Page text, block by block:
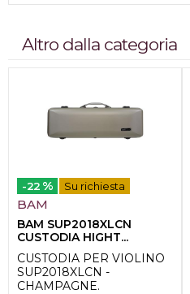
Altro dalla categoria
-22 % Su richiesta
BAM
BAM SUP2018XLCN
CUSTODIA HIGHT...
CUSTODIA PER VIOLINO
SUP2018XLCN -
CHAMPAGNE.